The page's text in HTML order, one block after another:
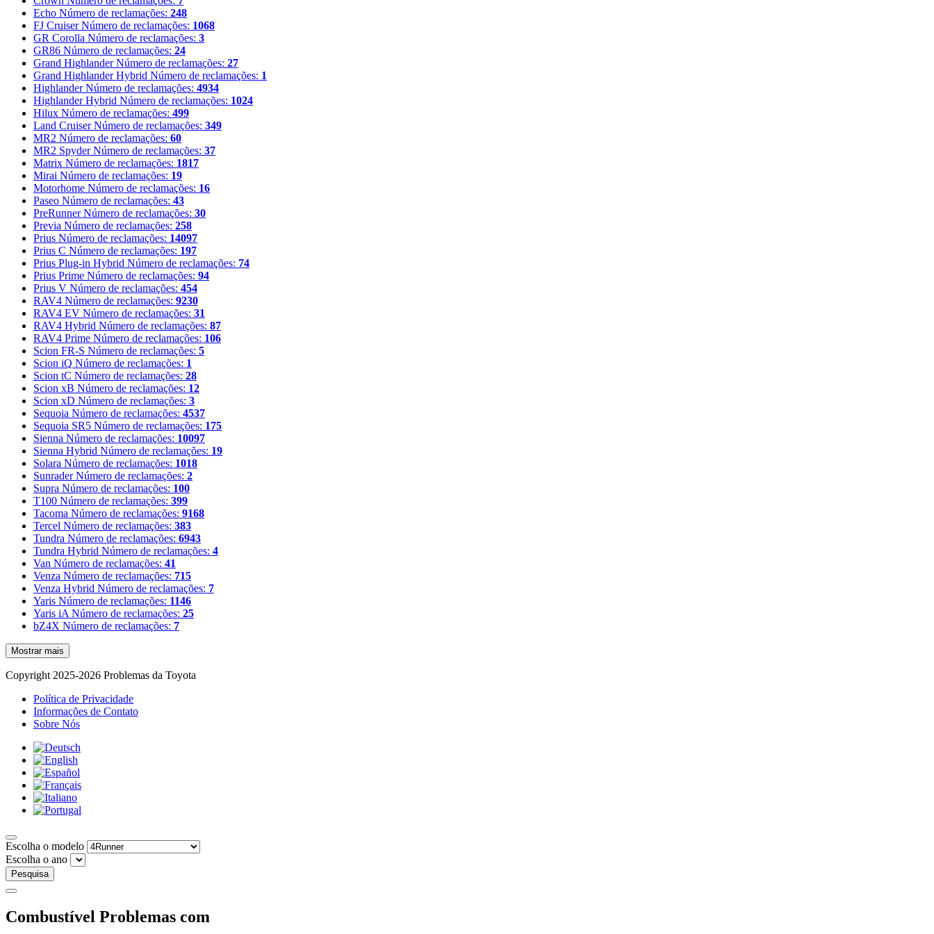
Echo Número de reclamações: 248
FJ Cruiser Número de reclamações: 1068
GR Corolla Número de reclamações: 3
GR86 Número de reclamações: 24
Grand Highlander Número de reclamações: 27
Grand Highlander Hybrid Número de reclamações: 1
Highlander Número de reclamações: 4934
Highlander Hybrid Número de reclamações: 1024
Hilux Número de reclamações: 499
Land Cruiser Número de reclamações: 349
MR2 Número de reclamações: 60
MR2 Spyder Número de reclamações: 37
Matrix Número de reclamações: 1817
Mirai Número de reclamações: 19
Motorhome Número de reclamações: 16
Paseo Número de reclamações: 43
PreRunner Número de reclamações: 30
Previa Número de reclamações: 258
Prius Número de reclamações: 14097
Prius C Número de reclamações: 197
Prius Plug-in Hybrid Número de reclamações: 74
Prius Prime Número de reclamações: 94
Prius V Número de reclamações: 454
RAV4 Número de reclamações: 9230
RAV4 EV Número de reclamações: 31
RAV4 Hybrid Número de reclamações: 87
RAV4 Prime Número de reclamações: 106
Scion FR-S Número de reclamações: 5
Scion iQ Número de reclamações: 1
Scion tC Número de reclamações: 28
Scion xB Número de reclamações: 12
Scion xD Número de reclamações: 3
Sequoia Número de reclamações: 4537
Sequoia SR5 Número de reclamações: 175
Sienna Número de reclamações: 10097
Sienna Hybrid Número de reclamações: 19
Solara Número de reclamações: 1018
Sunrader Número de reclamações: 2
Supra Número de reclamações: 100
T100 Número de reclamações: 399
Tacoma Número de reclamações: 9168
Tercel Número de reclamações: 383
Tundra Número de reclamações: 6943
Tundra Hybrid Número de reclamações: 4
Van Número de reclamações: 41
Venza Número de reclamações: 715
Venza Hybrid Número de reclamações: 7
Yaris Número de reclamações: 1146
Yaris iA Número de reclamações: 25
bZ4X Número de reclamações: 7
Mostrar mais
Copyright 2025-2026 Problemas da Toyota
Política de Privacidade
Informações de Contato
Sobre Nós
Escolha o modelo
Escolha o ano
Pesquisa
Combustível Problemas com